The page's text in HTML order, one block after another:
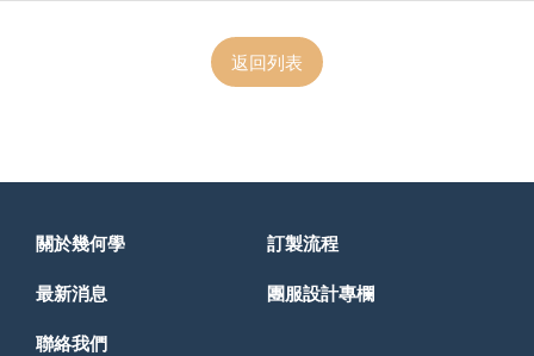
返回列表
關於幾何學 訂製流程
最新消息 團服設計專欄
聯絡我們